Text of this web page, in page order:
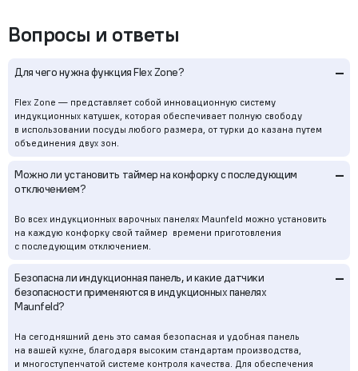
Вопросы и ответы
Для чего нужна функция Flex Zone? –
Flex Zone — представляет собой инновационную систему
индукционных катушек, которая обеспечивает полную свободу
в использовании посуды любого размера, от турки до казана путем
объединения двух зон.
Можно ли установить таймер на конфорку с последующим
отключением?
–
Во всех индукционных варочных панелях Maunfeld можно установить
на каждую конфорку свой таймер времени приготовления
с последующим отключением.
Безопасна ли индукционная панель, и какие датчики
безопасности применяются в индукционных панелях
Maunfeld?
–
На сегодняшний день это самая безопасная и удобная панель
на вашей кухне, благодаря высоким стандартам производства,
и многоступенчатой системе контроля качества. Для обеспечения